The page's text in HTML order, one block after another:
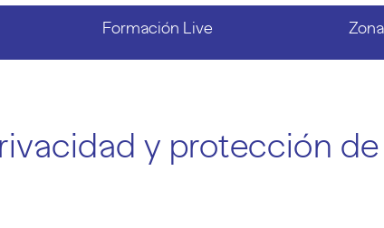
Formación Live
y protección